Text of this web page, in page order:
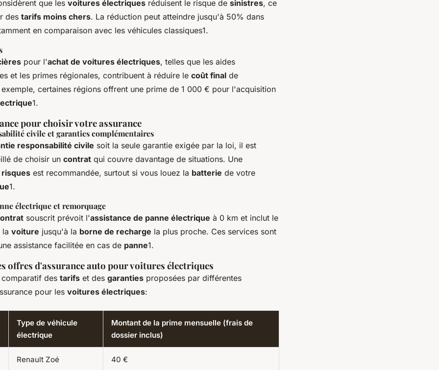
que les voitures électriques réduisent le risque de sinistres, ce
des tarifs moins chers. La réduction peut atteindre jusqu'à 50% dans
en comparaison avec les véhicules classiques1.
pour l'achat de voitures électriques, telles que les aides
et les primes régionales, contribuent à réduire le coût final de
certaines régions offrent une prime de 1 000 € pour l'acquisition
1.
pour choisir votre assurance
civile et garanties complémentaires
responsabilité civile soit la seule garantie exigée par la loi, il est
de choisir un contrat qui couvre davantage de situations. Une
est recommandée, surtout si vous louez la batterie de votre
1.
électrique et remorquage
souscrit prévoit l'assistance de panne électrique à 0 km et inclut le
voiture jusqu'à la borne de recharge la plus proche. Ces services sont
assistance facilitée en cas de panne1.
offres d'assurance auto pour voitures électriques
des tarifs et des garanties proposées par différentes
pour les voitures électriques:
Type de véhicule
électrique
Montant de la prime mensuelle (frais de
dossier inclus)
Renault Zoé 40 €